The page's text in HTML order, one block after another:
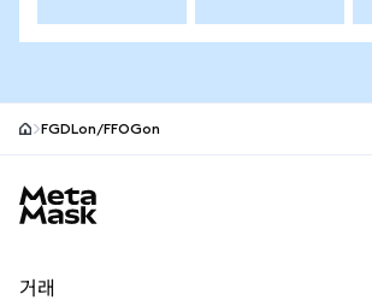
FGDLon/FFOGon
거래